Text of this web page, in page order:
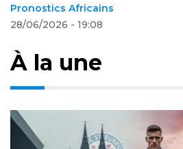
Pronostics Africains
28/06/2026 - 19:08
À la une